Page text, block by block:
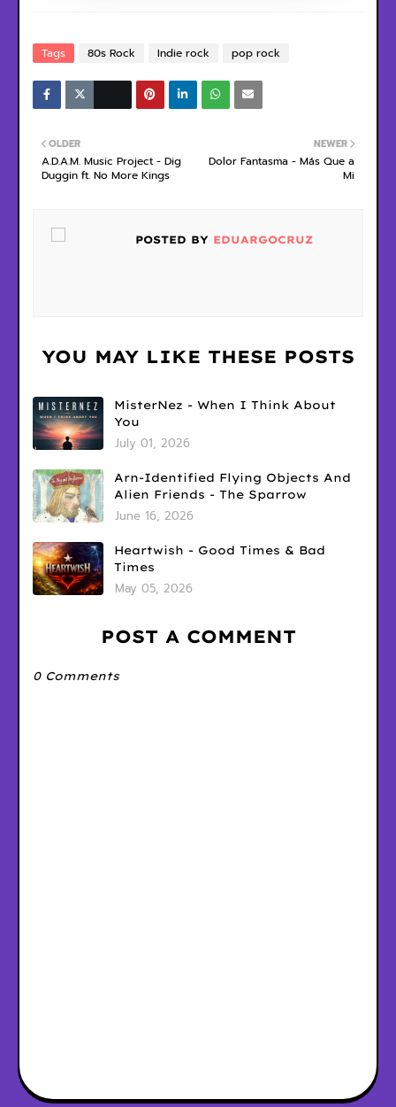
Tags 80s Rock Indie rock pop rock
NEWER
Dolor Fantasma - Más Que a
Mi
OLDER
A.D.A.M. Music Project - Dig
Duggin ft. No More Kings
POSTED BY EDUARGOCRUZ
YOU MAY LIKE THESE POSTS
MisterNez - When I Think About
You
July 01, 2026
Arn-Identified Flying Objects And
Alien Friends - The Sparrow
June 16, 2026
Heartwish - Good Times & Bad
Times
May 05, 2026
POST A COMMENT
0 Comments